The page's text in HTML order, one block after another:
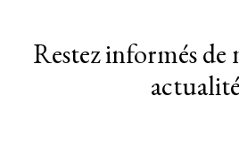
Restez informés de